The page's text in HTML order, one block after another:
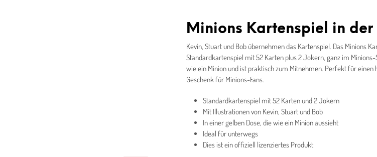
Minions Kartenspiel in der
Kevin, Stuart und Bob übernehmen das Kartenspiel. Das Minions
Standardkartenspiel mit 52 Karten plus 2 Jokern, ganz im Minions-
wie ein Minion und ist praktisch zum Mitnehmen. Perfekt für einen
Geschenk für Minions-Fans.
Standardkartenspiel mit 52 Karten und 2 Jokern
Mit Illustrationen von Kevin, Stuart und Bob
In einer gelben Dose, die wie ein Minion aussieht
Ideal für unterwegs
Dies ist ein offiziell lizenziertes Produkt